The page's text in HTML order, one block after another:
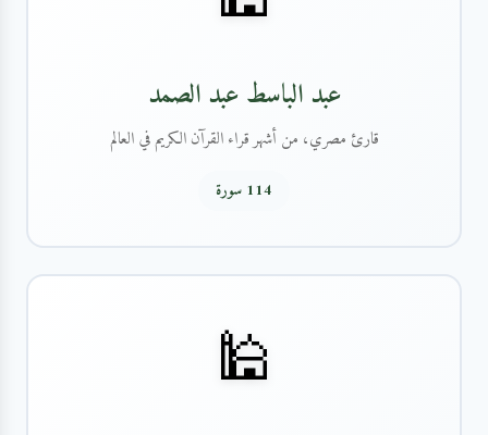
عبد الباسط عبد الصمد
قارئ مصري، من أشهر قراء القرآن الكريم في العالم
114 سورة
🕌